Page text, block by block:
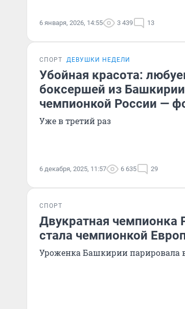
6 января, 2026, 14:55 3 439 13
СПОРТ ДЕВУШКИ НЕДЕЛИ
Убойная красота:
боксершей из
чемпионкой России —
Уже в третий раз
6 декабря, 2025, 11:57 6 635 29
СПОРТ
Двукратная чемпионка
стала чемпионкой
Уроженка Башкирии парировала